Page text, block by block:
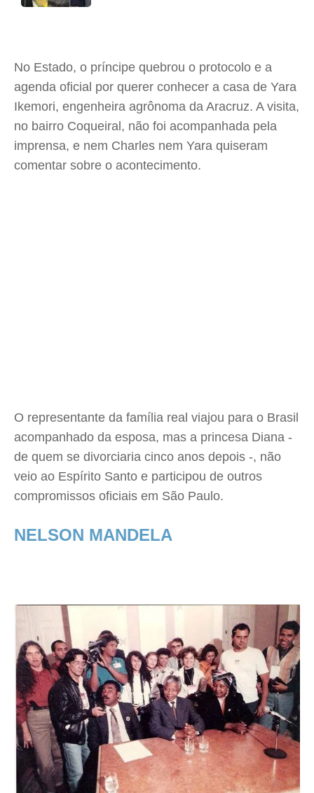
No Estado, o príncipe quebrou o protocolo e a
agenda oficial por querer conhecer a casa de Yara
Ikemori, engenheira agrônoma da Aracruz. A visita,
no bairro Coqueiral, não foi acompanhada pela
imprensa, e nem Charles nem Yara quiseram
comentar sobre o acontecimento.
O representante da família real viajou para o Brasil
acompanhado da esposa, mas a princesa Diana -
de quem se divorciaria cinco anos depois -, não
veio ao Espírito Santo e participou de outros
compromissos oficiais em São Paulo.
NELSON MANDELA